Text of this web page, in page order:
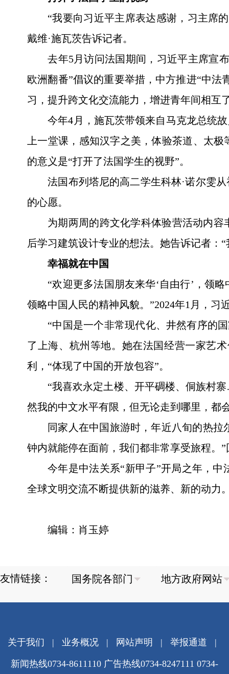
“我要向习近平主席表达感谢，习主席
戴维·施瓦茨告诉记者。
去年5月访问法国期间，习近平主席宣
欧洲翻番”倡议的重要举措，中方推进“中
习，提升跨文化交流能力，增进青年间相互
今年4月，施瓦茨带领来自马克龙总统
上一堂课，感知汉字之美，体验茶道、太
的意义是“打开了法国学生的视野”。
法国布列塔尼的高二学生科林·诺尔雯
的心愿。
为期两周的跨文化学科体验营活动内
后学习建筑设计专业的想法。她告诉记者：
幸福就在中国
“欢迎更多法国朋友来华‘自由行’，领
领略中国人民的精神风貌。”2024年1月，
“中国是一个非常现代化、井然有序的
了上海、杭州等地。她在法国经营一家艺
利，“体现了中国的开放包容”。
“我喜欢永定土楼、开平碉楼、侗族村
然我的中文水平有限，但无论走到哪里，都
同家人在中国旅游时，年近八旬的热
钟内就能停在面前，我们都非常享受旅程。
今年是中法关系“新甲子”开局之年，
全球文明交流不断提供新的滋养、新的动力
编辑：肖玉婷
友情链接：
关于我们 | 业务概况| 网站声明 | 举报通道 |
新闻热线0734-8611110 广告热线0734-8247111 0734-